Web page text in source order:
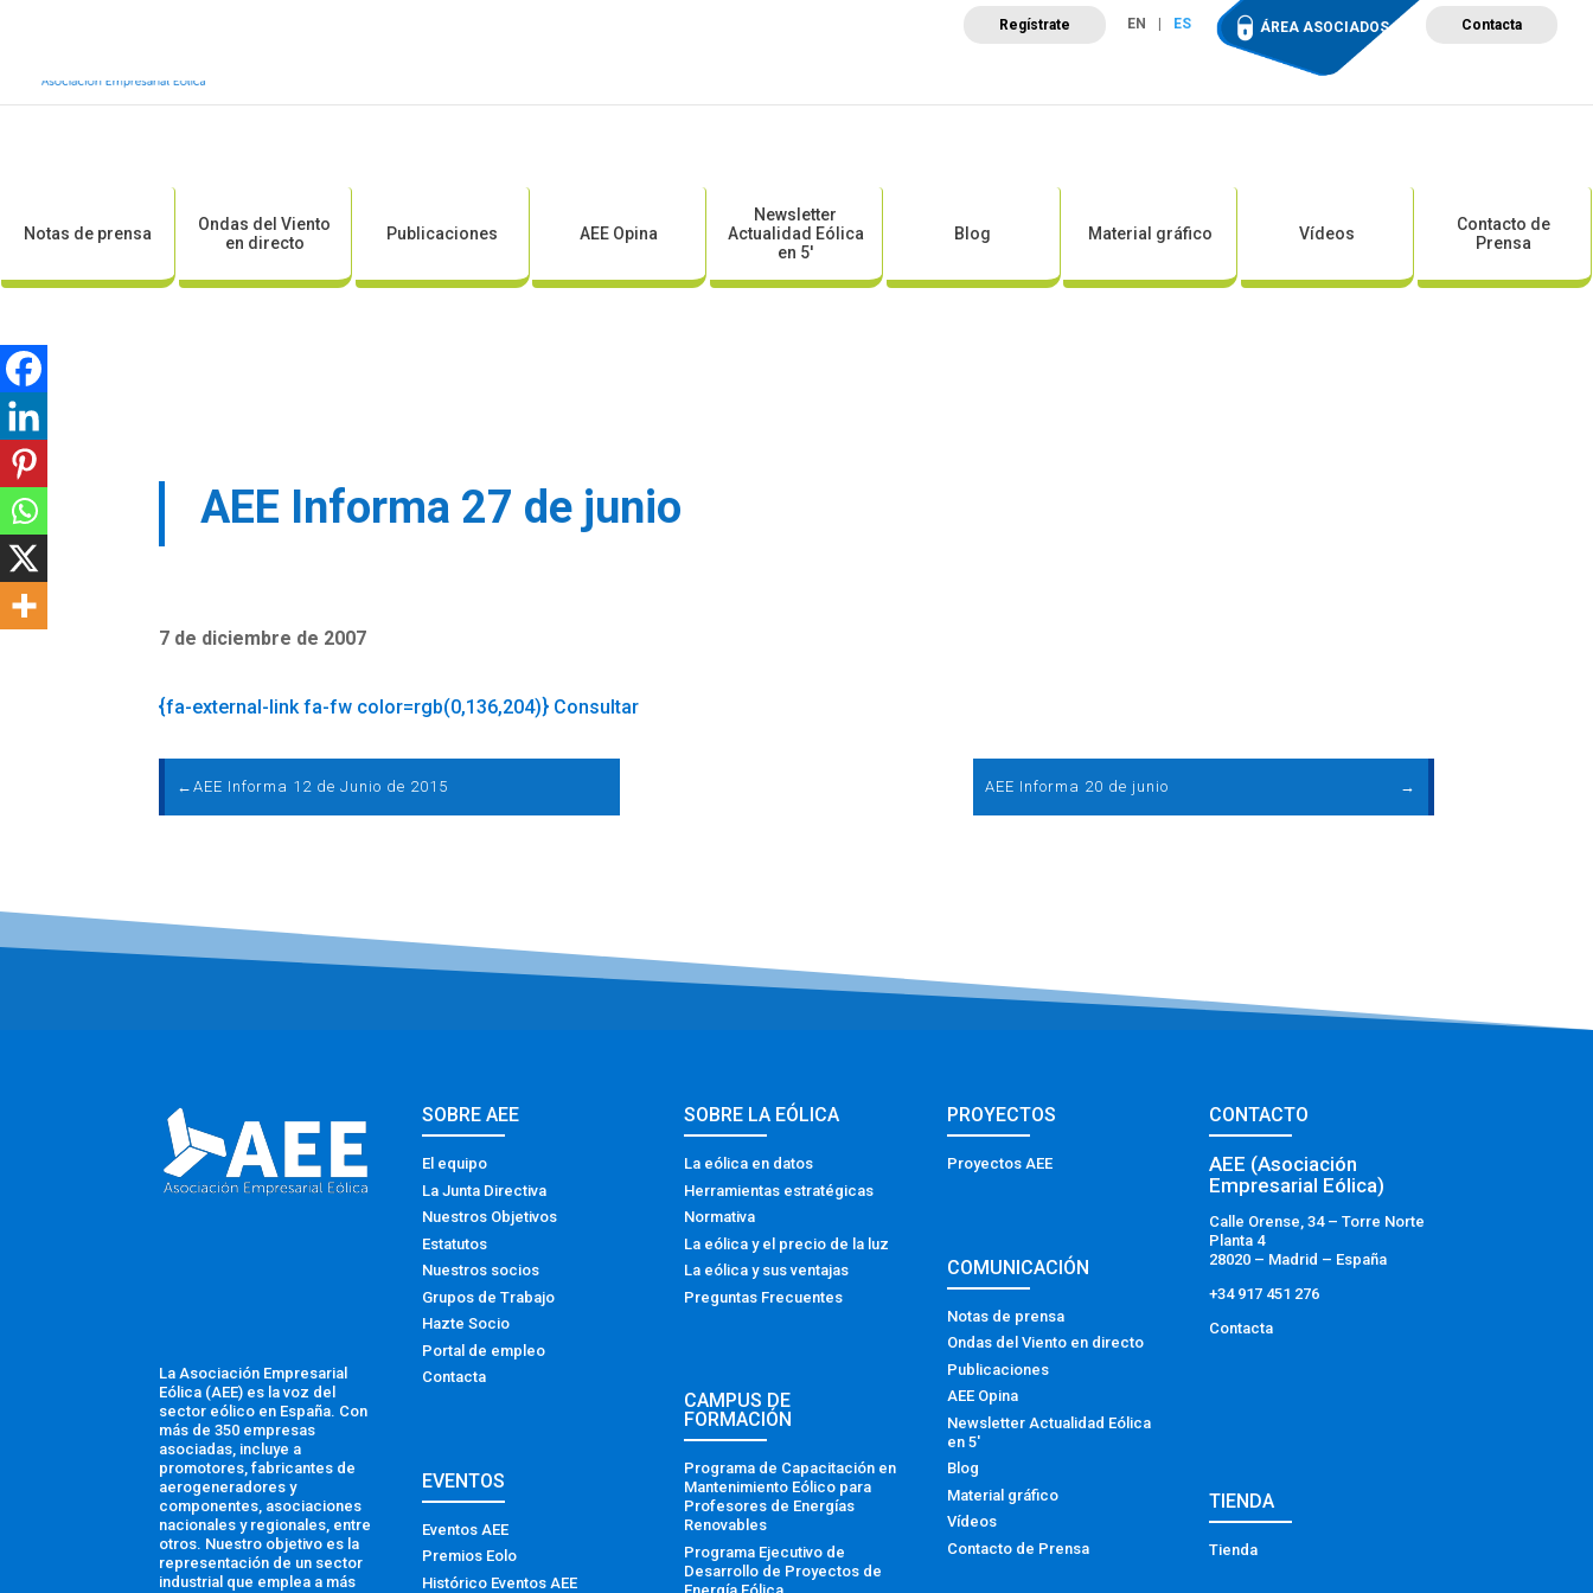
Regístrate EN ES ÁREA ASOCIADOS Contacta
Campus de Formación
Notas de prensa
Ondas del Viento
en directo
Publicaciones AEE Opina
Newsletter
Actualidad Eólica
en 5′
Blog Material gráfico Vídeos
Contacto de
Prensa
AEE Informa 27 de junio
7 de diciembre de 2007
{fa-external-link fa-fw color=rgb(0,136,204)} Consultar
←AEE Informa 12 de Junio de 2015 AEE Informa 20 de junio →
La Asociación Empresarial
Eólica (AEE) es la voz del
sector eólico en España. Con
más de 350 empresas
asociadas, incluye a
promotores, fabricantes de
aerogeneradores y
componentes, asociaciones
nacionales y regionales, entre
otros. Nuestro objetivo es la
representación de un sector
industrial que emplea a más
SOBRE AEE
El equipo
La Junta Directiva
Nuestros Objetivos
Estatutos
Nuestros socios
Grupos de Trabajo
Hazte Socio
Portal de empleo
Contacta
EVENTOS
Eventos AEE
Premios Eolo
Histórico Eventos AEE
SOBRE LA EÓLICA
La eólica en datos
Herramientas estratégicas
Normativa
La eólica y el precio de la luz
La eólica y sus ventajas
Preguntas Frecuentes
CAMPUS DE
FORMACIÓN
Programa de Capacitación en
Mantenimiento Eólico para
Profesores de Energías
Renovables
Programa Ejecutivo de
Desarrollo de Proyectos de
PROYECTOS
Proyectos AEE
COMUNICACIÓN
Notas de prensa
Ondas del Viento en directo
Publicaciones
AEE Opina
Newsletter Actualidad Eólica
en 5′
Blog
Material gráfico
Vídeos
Contacto de Prensa
CONTACTO
AEE (Asociación
Empresarial Eólica)
Calle Orense, 34 – Torre Norte
Planta 4
28020 – Madrid – España
+34 917 451 276
Contacta
TIENDA
Tienda